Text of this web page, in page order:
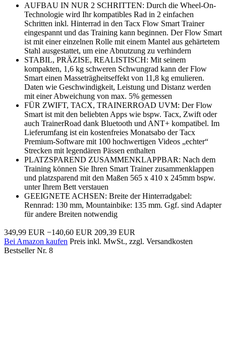
AUFBAU IN NUR 2 SCHRITTEN: Durch die Wheel-On-
Technologie wird Ihr kompatibles Rad in 2 einfachen
Schritten inkl. Hinterrad in den Tacx Flow Smart Trainer
eingespannt und das Training kann beginnen. Der Flow Smart
ist mit einer einzelnen Rolle mit einem Mantel aus gehärtetem
Stahl ausgestattet, um eine Abnutzung zu verhindern
STABIL, PRÄZISE, REALISTISCH: Mit seinem
kompakten, 1,6 kg schweren Schwungrad kann der Flow
Smart einen Masseträgheitseffekt von 11,8 kg emulieren.
Daten wie Geschwindigkeit, Leistung und Distanz werden
mit einer Abweichung von max. 5% gemessen
FÜR ZWIFT, TACX, TRAINERROAD UVM: Der Flow
Smart ist mit den beliebten Apps wie bspw. Tacx, Zwift oder
auch TrainerRoad dank Bluetooth und ANT+ kompatibel. Im
Lieferumfang ist ein kostenfreies Monatsabo der Tacx
Premium-Software mit 100 hochwertigen Videos „echter“
Strecken mit legendären Pässen enthalten
PLATZSPAREND ZUSAMMENKLAPPBAR: Nach dem
Training können Sie Ihren Smart Trainer zusammenklappen
und platzsparend mit den Maßen 565 x 410 x 245mm bspw.
unter Ihrem Bett verstauen
GEEIGNETE ACHSEN: Breite der Hinterradgabel:
Rennrad: 130 mm, Mountainbike: 135 mm. Ggf. sind Adapter
für andere Breiten notwendig
349,99 EUR −140,60 EUR 209,39 EUR
Bei Amazon kaufen Preis inkl. MwSt., zzgl. Versandkosten
Bestseller Nr. 8